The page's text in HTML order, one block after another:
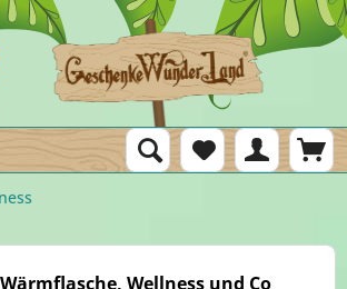
Wellness und Co